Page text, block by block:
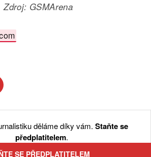
Zdroj: GSMArena
děláme díky vám. Staňte se
předplatitelem.
SE PŘEDPLATITELEM